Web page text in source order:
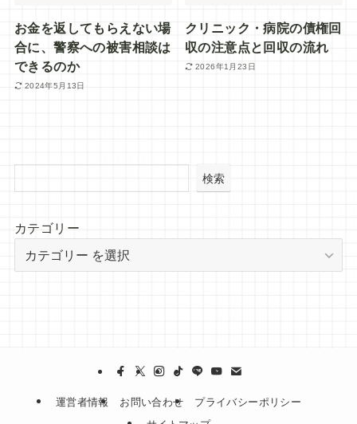
お金を返してもらえない場
合に、警察への被害相談は
できるのか
2024年5月13日
クリニック・病院の債権回
収の注意点と回収の流れ
2026年1月23日
検索
カテゴリー
運営者情報 お問い合わせ
プライバシーポリシー